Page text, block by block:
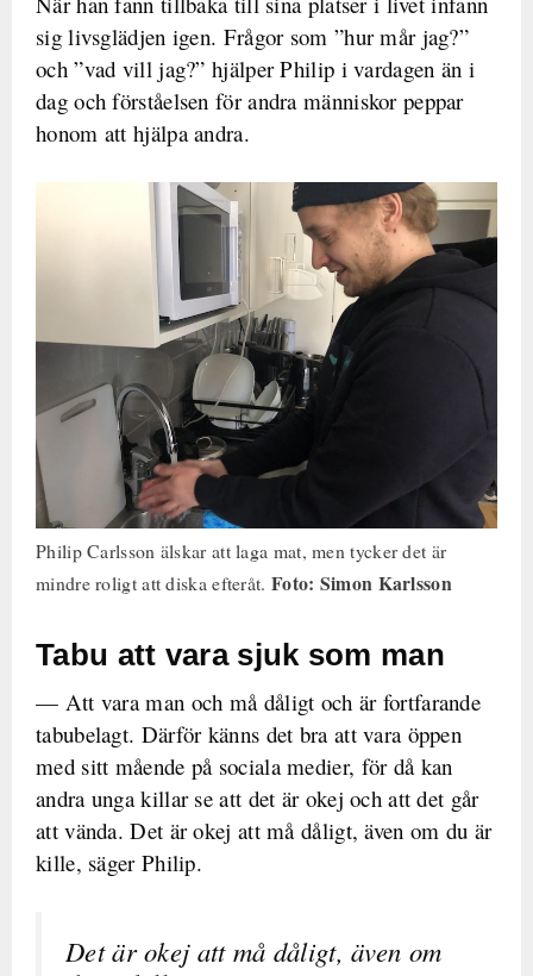
sig livsglädjen igen. Frågor som ”hur mår jag?”
och ”vad vill jag?” hjälper Philip i vardagen än i
dag och förståelsen för andra människor peppar
honom att hjälpa andra.
Philip Carlsson älskar att laga mat, men tycker det är
mindre roligt att diska efteråt. Foto: Simon Karlsson
Tabu att vara sjuk som man
— Att vara man och må dåligt och är fortfarande
tabubelagt. Därför känns det bra att vara öppen
med sitt mående på sociala medier, för då kan
andra unga killar se att det är okej och att det går
att vända. Det är okej att må dåligt, även om du är
kille, säger Philip.
Det är okej att må dåligt, även om